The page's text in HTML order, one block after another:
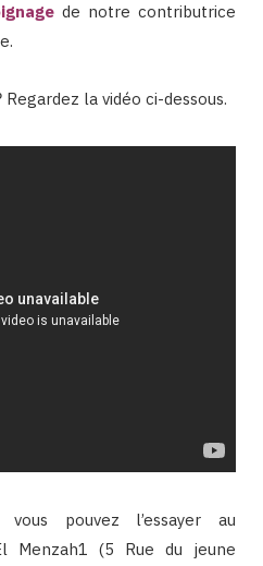
de notre contributrice
Regardez la vidéo ci-dessous.
pouvez l’essayer au
Menzah1 (5 Rue du jeune